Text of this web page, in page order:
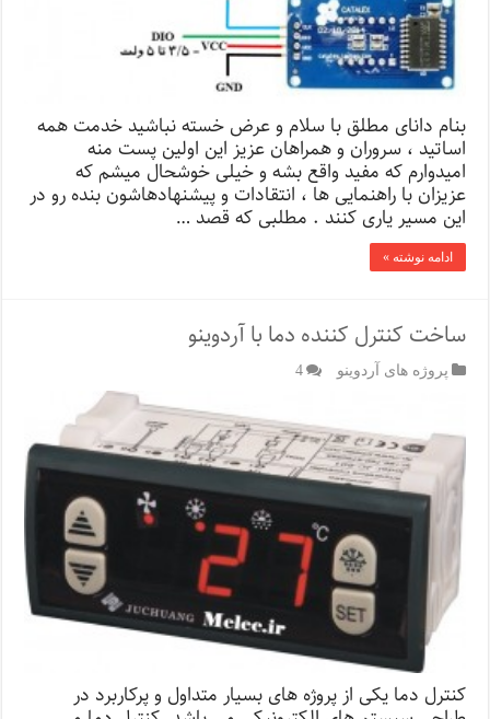
بنام دانای مطلق با سلام و عرض خسته نباشید خدمت همه
اساتید ، سروران و همراهان عزیز این اولین پست منه
امیدوارم که مفید واقع بشه و خیلی خوشحال میشم که
عزیزان با راهنمایی ها ، انتقادات و پیشنهادهاشون بنده رو در
این مسیر یاری کنند . مطلبی که قصد …
ادامه نوشته »
ساخت کنترل کننده دما با آردوینو
پروژه های آردوینو 4
کنترل دما یکی از پروژه های بسیار متداول و پرکاربرد در